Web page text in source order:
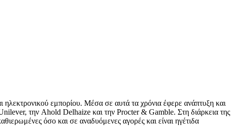
εμπορίου. Μέσα σε αυτά τα χρόνια έφερε ανάπτυξη και
την Ahold Delhaize και την Procter & Gamble. Στη διάρκεια της
όσο και σε αναδυόμενες αγορές και είναι ηγέτιδα